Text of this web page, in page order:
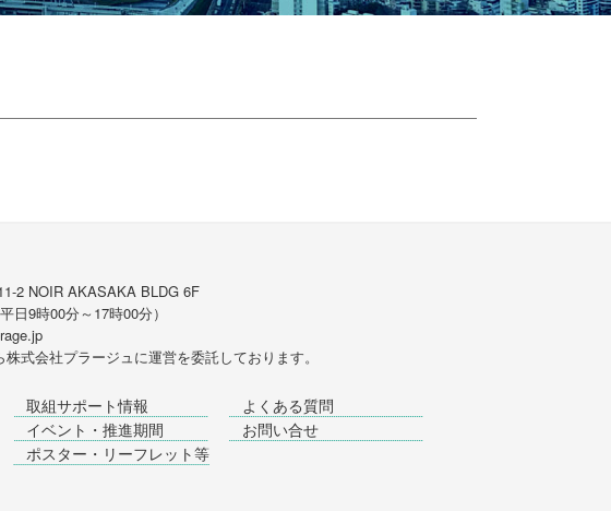
2 NOIR AKASAKA BLDG 6F
日9時00分～17時00分）
株式会社プラージュに運営を委託しております。
取組サポート情報
イベント・推進期間
ポスター・リーフレット等
よくある質問
お問い合せ